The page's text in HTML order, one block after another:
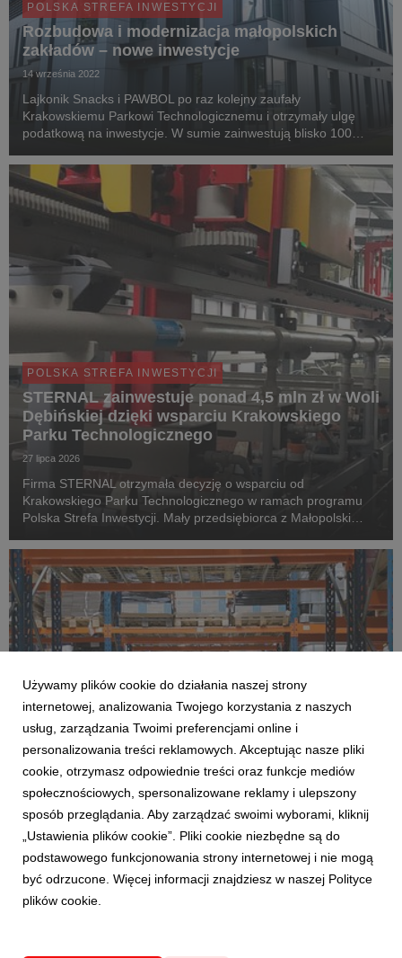
POLSKA STREFA INWESTYCJI
Rozbudowa i modernizacja małopolskich
zakładów – nowe inwestycje
14 września 2022
Lajkonik Snacks i PAWBOL po raz kolejny zaufały
Krakowskiemu Parkowi Technologicznemu i otrzymały ulgę
podatkową na inwestycje. W sumie zainwestują blisko 100
POLSKA STREFA INWESTYCJI
STERNAL zainwestuje ponad 4,5 mln zł w Woli
Dębińskiej dzięki wsparciu Krakowskiego
Parku Technologicznego
27 lipca 2026
Firma STERNAL otrzymała decyzję o wsparciu od
Krakowskiego Parku Technologicznego w ramach programu
Polska Strefa Inwestycji. Mały przedsiębiorca z Małopolski
zwiększenie zdolności produkcyjnych istniejącego zakład...
POLSKA STREFA INWESTYCJI
Eco Shine stawia na rozwój ekologicznych
produktów
17 czerwca 2026
Eco Shine z Bodzanowa (powiat wielicki) dzięki zwolnieniom
podatkowym rozwinie produkcję ekologicznych środków
czystości. Planowane nakłady inwestycyjne to ponad 11
Używamy plików cookie do działania naszej strony
internetowej, analizowania Twojego korzystania z naszych
usług, zarządzania Twoimi preferencjami online i
personalizowania treści reklamowych. Akceptując nasze pliki
cookie, otrzymasz odpowiednie treści oraz funkcje mediów
społecznościowych, spersonalizowane reklamy i ulepszony
sposób przeglądania. Aby zarządzać swoimi wyborami, kliknij
„Ustawienia plików cookie”. Pliki cookie niezbędne są do
podstawowego funkcjonowania strony internetowej i nie mogą
być odrzucone. Więcej informacji znajdziesz w naszej Polityce
plików cookie.